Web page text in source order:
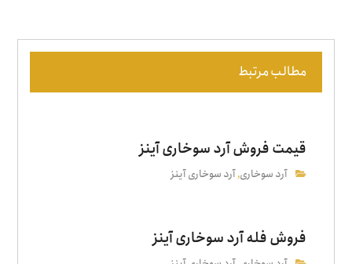
مطالب مرتبط
قیمت فروش آرد سوخاری آینز
آرد سوخاری,آرد سوخاری آینز
فروش فله آرد سوخاری آینز